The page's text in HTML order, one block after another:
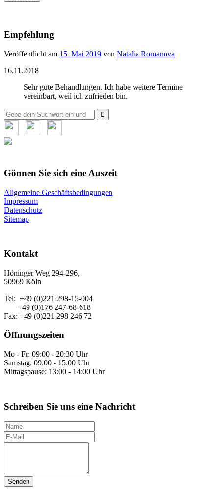
Empfehlung
Veröffentlicht am 15. Mai 2019 von Natalia Romanova
16.11.2018
Sehr gute Behandlungen. Ich habe weitere Termine
vereinbart, weil ich zufrieden bin.
Suche
nach:
Gönnen Sie sich eine Auszeit
Allgemeine Geschäftsbedingungen
Impressum
Datenschutz
Sitemap
Kontakt
Höninger Weg 294-296,
50969 Köln
Tel: +49 (0)221 298-15-004
+49 (0)176 247-68-618
Fax: +49 (0)221 298 246 72
Öffnungszeiten
Mo - Fr: 09:00 - 20:30 Uhr
Samstag: 09:00 - 15:00 Uhr
Mittagspause: 13:00 - 14:00 Uhr
Schreiben Sie uns eine Nachricht
N
a
m
E
-
l
e
N